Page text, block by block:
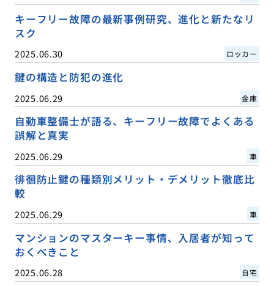
キーフリー故障の最新事例研究、進化と新たなリ
スク
2025.06.30 ロッカー
鍵の構造と防犯の進化
2025.06.29 金庫
自動車整備士が語る、キーフリー故障でよくある
誤解と真実
2025.06.29 車
徘徊防止鍵の種類別メリット・デメリット徹底比
較
2025.06.29 車
マンションのマスターキー事情、入居者が知って
おくべきこと
2025.06.28 自宅